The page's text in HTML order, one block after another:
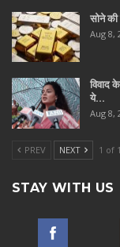
सोने
Aug 8,
विवाद
ये…
Aug 8,
PREV NEXT 1 of
STAY WITH US